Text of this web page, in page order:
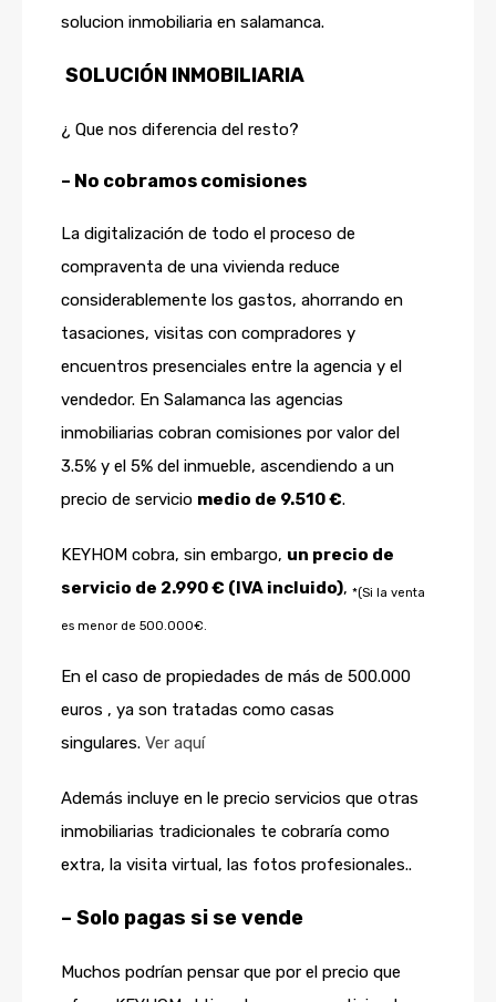
solucion inmobiliaria en salamanca.
SOLUCIÓN INMOBILIARIA
¿ Que nos diferencia del resto?
– No cobramos comisiones
La digitalización de todo el proceso de
compraventa de una vivienda reduce
considerablemente los gastos, ahorrando en
tasaciones, visitas con compradores y
encuentros presenciales entre la agencia y el
vendedor. En Salamanca las agencias
inmobiliarias cobran comisiones por valor del
3.5% y el 5% del inmueble, ascendiendo a un
precio de servicio medio de 9.510 €.
KEYHOM cobra, sin embargo, un precio de
servicio de 2.990 € (IVA incluido), *(Si la venta
es menor de 500.000€.
En el caso de propiedades de más de 500.000
euros , ya son tratadas como casas
singulares. Ver aquí
Además incluye en le precio servicios que otras
inmobiliarias tradicionales te cobraría como
extra, la visita virtual, las fotos profesionales..
– Solo pagas si se vende
Muchos podrían pensar que por el precio que